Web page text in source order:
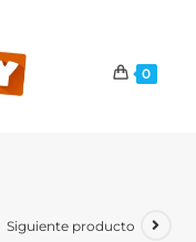
0
Siguiente producto